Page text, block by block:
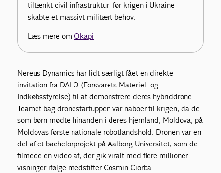
tiltænkt civil infrastruktur, før krigen i Ukraine
skabte et massivt militært behov.
Læs mere om Okapi
Nereus Dynamics har lidt særligt fået en direkte
invitation fra DALO (Forsvarets Materiel- og
Indkøbsstyrelse) til at demonstrere deres hybriddrone.
Teamet bag dronestartuppen var naboer til krigen, da de
som børn mødte hinanden i deres hjemland, Moldova, på
Moldovas første nationale robotlandshold. Dronen var en
del af et bachelorprojekt på Aalborg Universitet, som de
filmede en video af, der gik viralt med flere millioner
visninger ifølge medstifter Cosmin Ciorba.